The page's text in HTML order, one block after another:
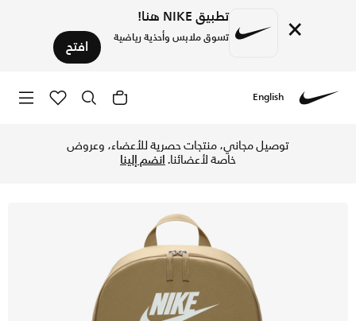
× تطبيق NIKE هنا!
تسوق ملابس وأحذية رياضية افتح
English
توصيل مجاني، منتجات حصرية للأعضاء، وعروض
خاصة لأعضائنا.انضم إلينا